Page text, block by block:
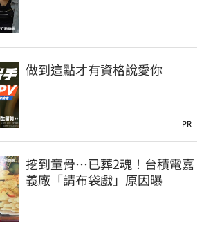
做到這點才有資格說愛你
PR
挖到童骨…已葬2魂！台積電嘉
義廠「請布袋戲」原因曝